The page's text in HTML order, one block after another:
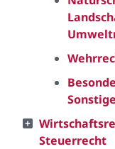
Steuerrecht